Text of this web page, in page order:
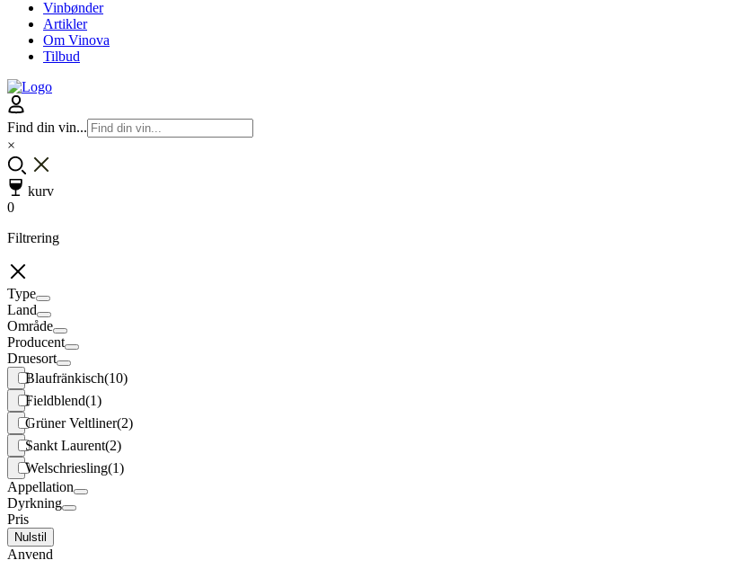
Vinbønder
Artikler
Om Vinova
Tilbud
Find din vin...
×
kurv
0
Filtrering
Type
Land
Område
Producent
Druesort
Blaufränkisch(10)
Fieldblend(1)
Grüner Veltliner(2)
Sankt Laurent(2)
Welschriesling(1)
Appellation
Dyrkning
Pris
Nulstil
Anvend